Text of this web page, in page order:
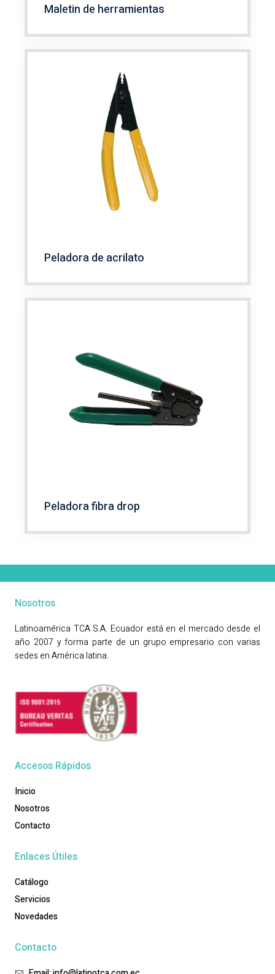
Maletin de herramientas
Peladora de acrilato
Peladora fibra drop
Nosotros
Latinoamérica TCA S.A. Ecuador está en el mercado desde el
año 2007 y forma parte de un grupo empresario con varias
sedes en América latina.
Accesos Rápidos
Inicio
Nosotros
Contacto
Enlaces Útiles
Catálogo
Servicios
Novedades
Contacto